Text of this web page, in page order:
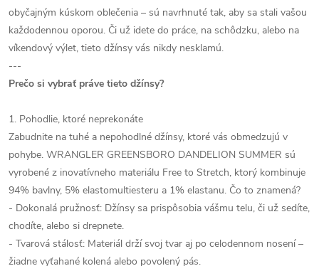
obyčajným kúskom oblečenia – sú navrhnuté tak, aby sa stali vašou
každodennou oporou. Či už idete do práce, na schôdzku, alebo na
víkendový výlet, tieto džínsy vás nikdy nesklamú.
---
Prečo si vybrať práve tieto džínsy?
1. Pohodlie, ktoré neprekonáte
Zabudnite na tuhé a nepohodlné džínsy, ktoré vás obmedzujú v
pohybe. WRANGLER GREENSBORO DANDELION SUMMER sú
vyrobené z inovatívneho materiálu Free to Stretch, ktorý kombinuje
94% bavlny, 5% elastomultiesteru a 1% elastanu. Čo to znamená?
- Dokonalá pružnosť: Džínsy sa prispôsobia vášmu telu, či už sedíte,
chodíte, alebo si drepnete.
- Tvarová stálosť: Materiál drží svoj tvar aj po celodennom nosení –
žiadne vyťahané kolená alebo povolený pás.